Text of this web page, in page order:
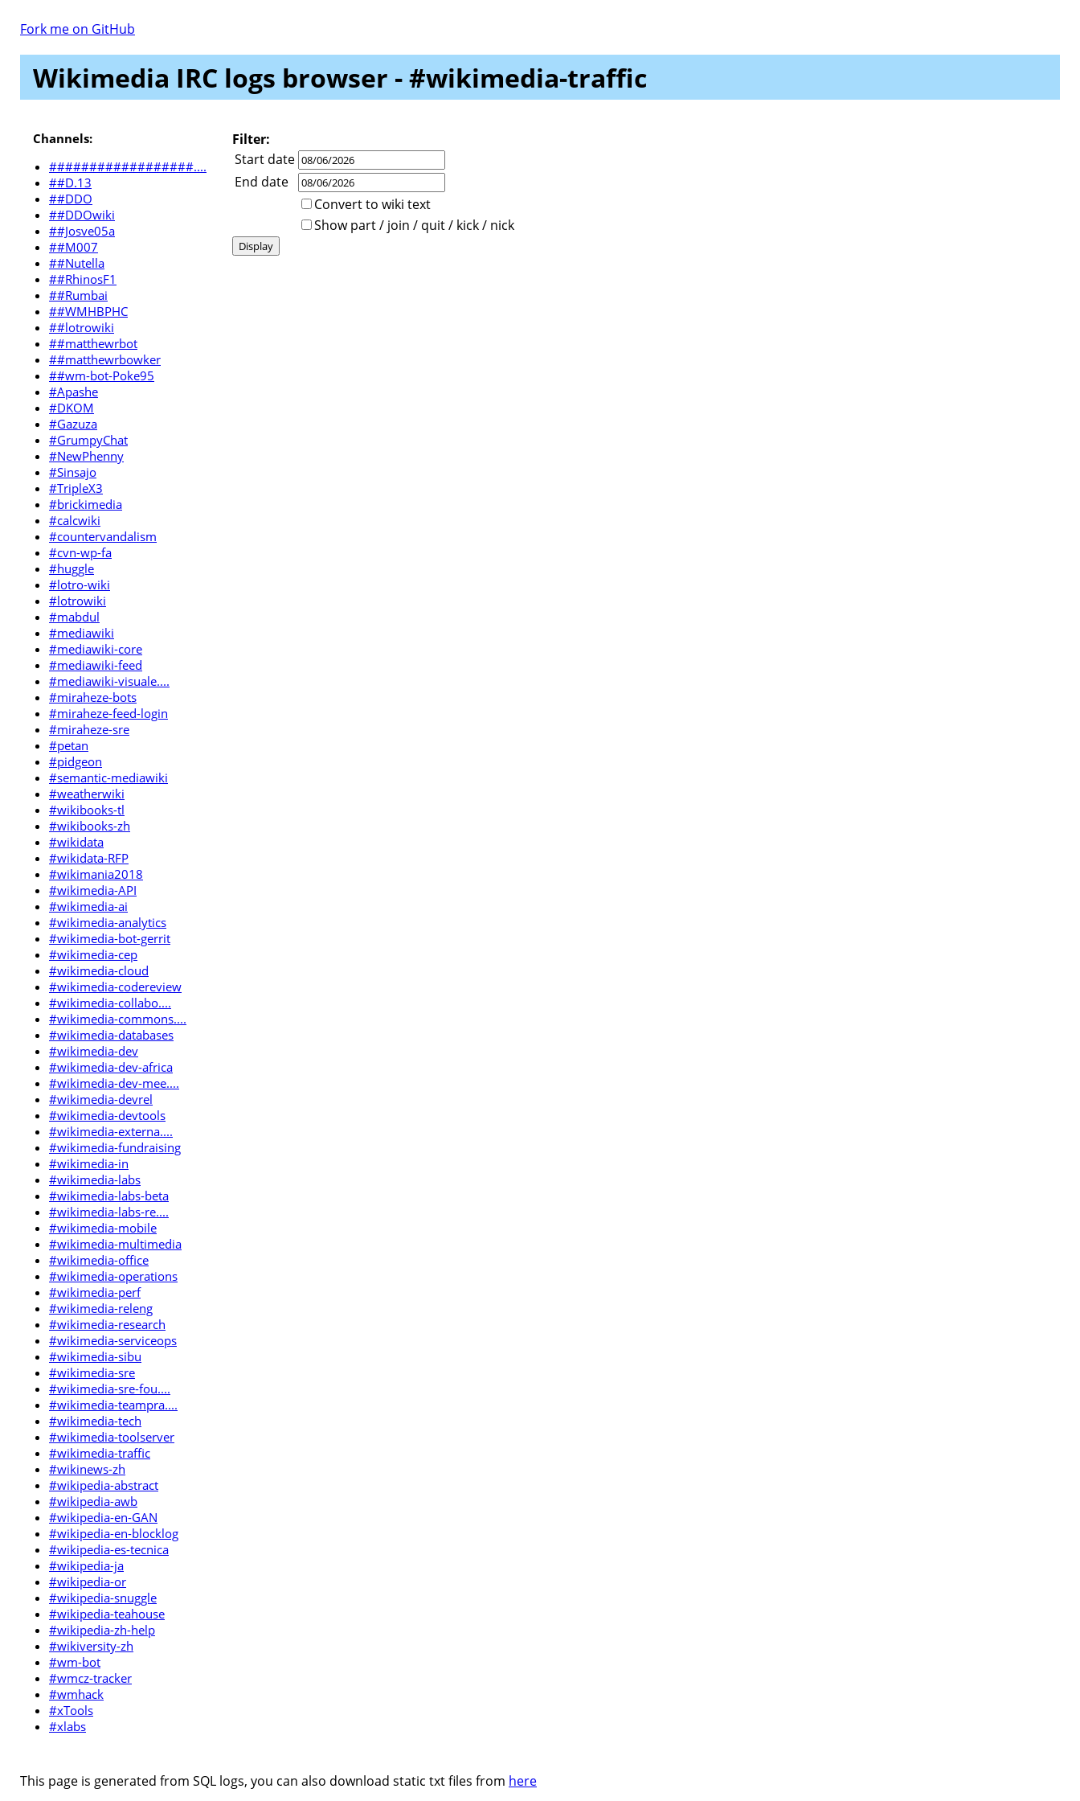
Fork me on GitHub
Wikimedia IRC logs browser - #wikimedia-traffic
Channels:
##################....
##D.13
##DDO
##DDOwiki
##Josve05a
##M007
##Nutella
##RhinosF1
##Rumbai
##WMHBPHC
##lotrowiki
##matthewrbot
##matthewrbowker
##wm-bot-Poke95
#Apashe
#DKOM
#Gazuza
#GrumpyChat
#NewPhenny
#Sinsajo
#TripleX3
#brickimedia
#calcwiki
#countervandalism
#cvn-wp-fa
#huggle
#lotro-wiki
#lotrowiki
#mabdul
#mediawiki
#mediawiki-core
#mediawiki-feed
#mediawiki-visuale....
#miraheze-bots
#miraheze-feed-login
#miraheze-sre
#petan
#pidgeon
#semantic-mediawiki
#weatherwiki
#wikibooks-tl
#wikibooks-zh
#wikidata
#wikidata-RFP
#wikimania2018
#wikimedia-API
#wikimedia-ai
#wikimedia-analytics
#wikimedia-bot-gerrit
#wikimedia-cep
#wikimedia-cloud
#wikimedia-codereview
#wikimedia-collabo....
#wikimedia-commons....
#wikimedia-databases
#wikimedia-dev
#wikimedia-dev-africa
#wikimedia-dev-mee....
#wikimedia-devrel
#wikimedia-devtools
#wikimedia-externa....
#wikimedia-fundraising
#wikimedia-in
#wikimedia-labs
#wikimedia-labs-beta
#wikimedia-labs-re....
#wikimedia-mobile
#wikimedia-multimedia
#wikimedia-office
#wikimedia-operations
#wikimedia-perf
#wikimedia-releng
#wikimedia-research
#wikimedia-serviceops
#wikimedia-sibu
#wikimedia-sre
#wikimedia-sre-fou....
#wikimedia-teampra....
#wikimedia-tech
#wikimedia-toolserver
#wikimedia-traffic
#wikinews-zh
#wikipedia-abstract
#wikipedia-awb
#wikipedia-en-GAN
#wikipedia-en-blocklog
#wikipedia-es-tecnica
#wikipedia-ja
#wikipedia-or
#wikipedia-snuggle
#wikipedia-teahouse
#wikipedia-zh-help
#wikiversity-zh
#wm-bot
#wmcz-tracker
#wmhack
#xTools
#xlabs
Filter:
Start date
End date
Convert to wiki text
Show part / join / quit / kick / nick
This page is generated from SQL logs, you can also download static txt files from here